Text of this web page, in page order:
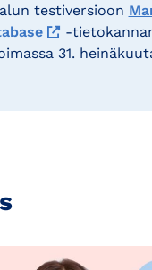
testiversioon
-
31.